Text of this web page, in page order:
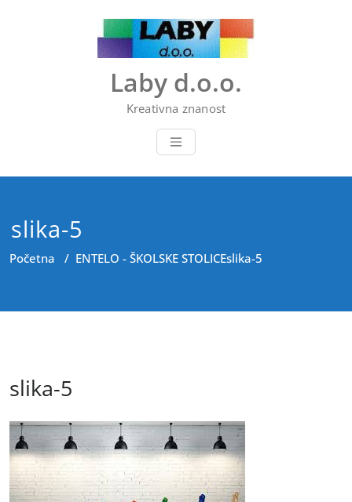
Laby d.o.o.
Kreativna znanost
slika-5
Početna / ENTELO - ŠKOLSKE STOLICEslika-5
slika-5